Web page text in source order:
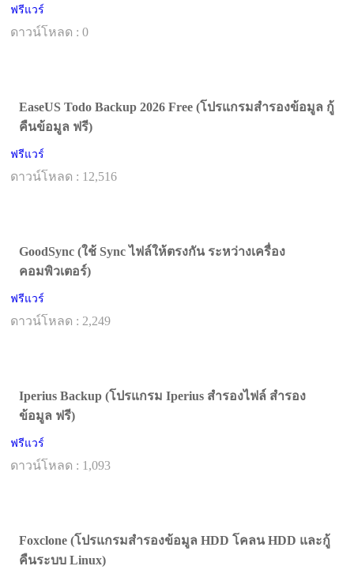
ฟรีแวร์
ดาวน์โหลด : 0
EaseUS Todo Backup 2026 Free (โปรแกรมสำรองข้อมูล กู้
คืนข้อมูล ฟรี)
ฟรีแวร์
ดาวน์โหลด : 12,516
GoodSync (ใช้ Sync ไฟล์ให้ตรงกัน ระหว่างเครื่อง
คอมพิวเตอร์)
ฟรีแวร์
ดาวน์โหลด : 2,249
Iperius Backup (โปรแกรม Iperius สำรองไฟล์ สำรอง
ข้อมูล ฟรี)
ฟรีแวร์
ดาวน์โหลด : 1,093
Foxclone (โปรแกรมสำรองข้อมูล HDD โคลน HDD และกู้
คืนระบบ Linux)